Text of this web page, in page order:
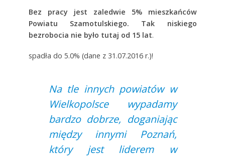
Bez pracy jest zaledwie 5% mieszkańców
Powiatu Szamotulskiego. Tak niskiego
bezrobocia nie było tutaj od 15 lat.
spadła do 5.0% (dane z 31.07.2016 r.)!
Na tle innych powiatów w
Wielkopolsce wypadamy
bardzo dobrze, doganiając
między innymi Poznań,
który jest liderem w